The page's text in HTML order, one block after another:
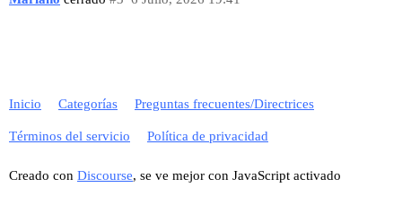
Inicio Categorías Preguntas frecuentes/Directrices
Términos del servicio Política de privacidad
Creado con Discourse, se ve mejor con JavaScript activado